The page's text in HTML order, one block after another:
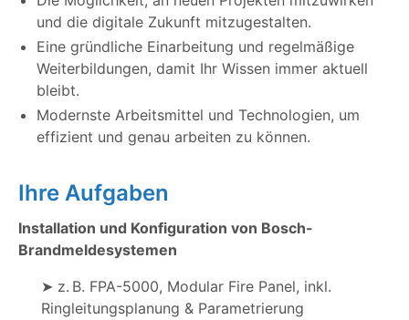
und die digitale Zukunft mitzugestalten.
Eine gründliche Einarbeitung und regelmäßige
Weiterbildungen, damit Ihr Wissen immer aktuell
bleibt.
Modernste Arbeitsmittel und Technologien, um
effizient und genau arbeiten zu können.
Ihre Aufgaben
Installation und Konfiguration von Bosch-
Brandmeldesystemen
➤ z. B. FPA-5000, Modular Fire Panel, inkl.
Ringleitungsplanung & Parametrierung